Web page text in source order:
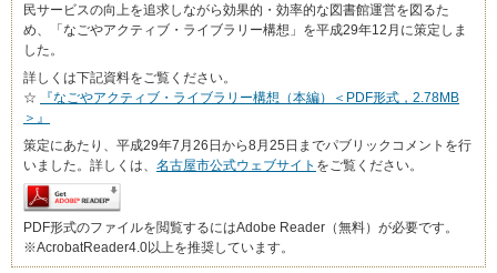
民サービスの向上を追求しながら効果的・効率的な図書館運営を図るた
め、「なごやアクティブ・ライブラリー構想」を平成29年12月に策定しま
した。
詳しくは下記資料をご覧ください。
☆
『なごやアクティブ・ライブラリー構想（本編）＜PDF形式，2.78MB
＞』
策定にあたり、平成29年7月26日から8月25日までパブリックコメントを行
いました。詳しくは、 名古屋市公式ウェブサイト をご覧ください。
PDF形式のファイルを閲覧するにはAdobe Reader（無料）が必要です。
※AcrobatReader4.0以上を推奨しています。